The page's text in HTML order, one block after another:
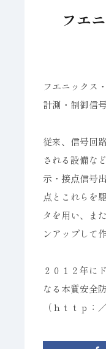
フエ
フエニックス
計測・制御信
従来、信号回
される設備な
示・接点信号
点とこれらを
タを用い、ま
ンアップして
２０１２年に
なる本質安全
（ｈｔｔｐ：